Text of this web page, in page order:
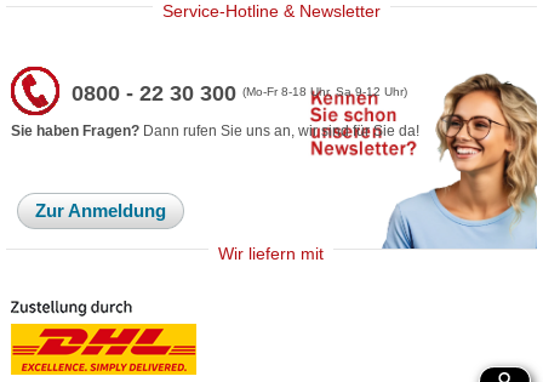
Service-Hotline & Newsletter
0800 - 22 30 300(Mo-Fr 8-18 Uhr, Sa 9-12 Uhr)
Sie haben Fragen? Dann rufen Sie uns an, wir sind für Sie da!
Zur Anmeldung
Wir liefern mit